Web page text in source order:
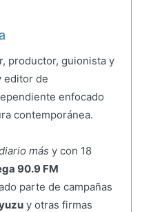
productor, guionista y
editor de
enfocado
contemporánea.
más y con 18
90.9 FM
parte de campañas
y otras firmas